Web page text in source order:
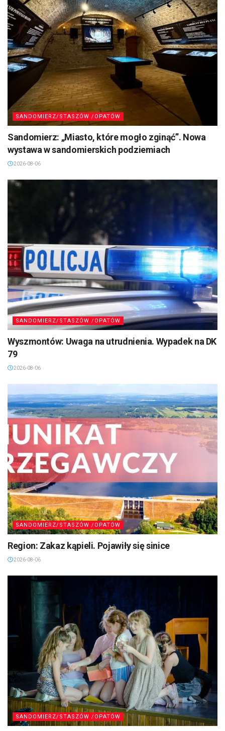
SANDOMIERZ/STASZÓW /OPATÓW
Sandomierz: „Miasto, które mogło zginąć”. Nowa
wystawa w sandomierskich podziemiach
2026-08-06
SANDOMIERZ/STASZÓW /OPATÓW
Wyszmontów: Uwaga na utrudnienia. Wypadek na DK
79
2026-08-06
SANDOMIERZ/STASZÓW /OPATÓW
Region: Zakaz kąpieli. Pojawiły się sinice
2026-08-06
SANDOMIERZ/STASZÓW /OPATÓW